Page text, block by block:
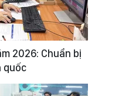
2026: Chuẩn bị
quốc